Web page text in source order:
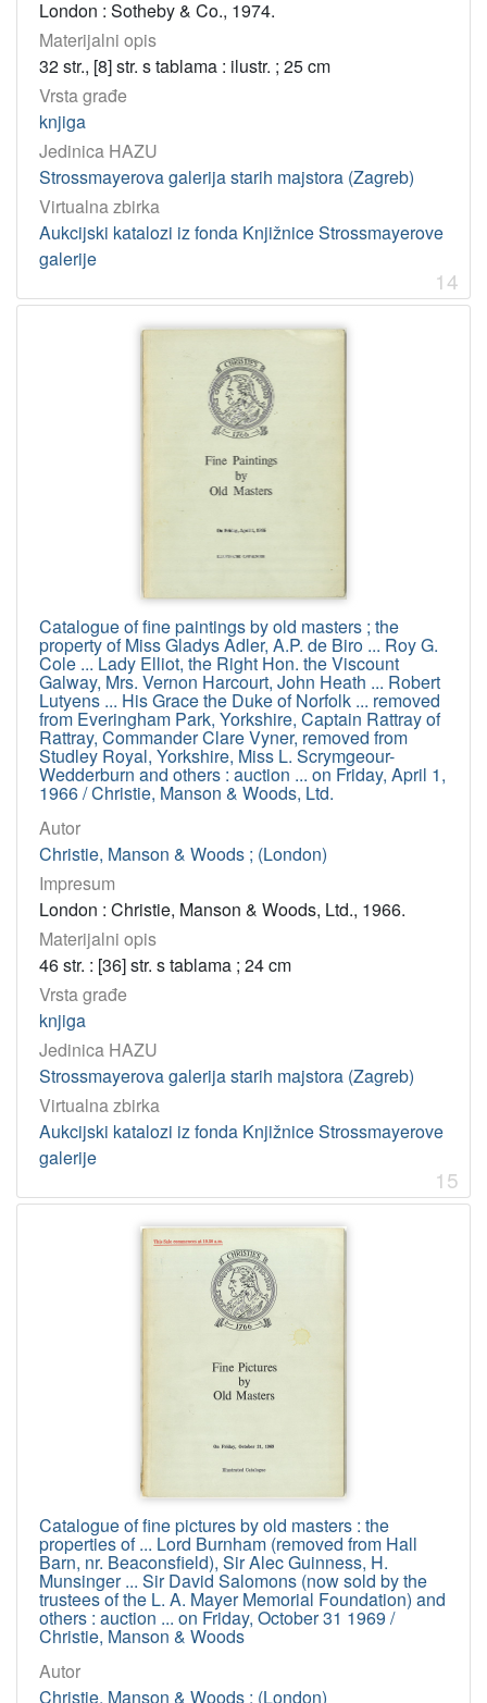
London : Sotheby & Co., 1974.
Materijalni opis
32 str., [8] str. s tablama : ilustr. ; 25 cm
Vrsta građe
knjiga
Jedinica HAZU
Strossmayerova galerija starih majstora (Zagreb)
Virtualna zbirka
Aukcijski katalozi iz fonda Knjižnice Strossmayerove
galerije
14
Catalogue of fine paintings by old masters ; the
property of Miss Gladys Adler, A.P. de Biro ... Roy G.
Cole ... Lady Elliot, the Right Hon. the Viscount
Galway, Mrs. Vernon Harcourt, John Heath ... Robert
Lutyens ... His Grace the Duke of Norfolk ... removed
from Everingham Park, Yorkshire, Captain Rattray of
Rattray, Commander Clare Vyner, removed from
Studley Royal, Yorkshire, Miss L. Scrymgeour-
Wedderburn and others : auction ... on Friday, April 1,
1966 / Christie, Manson & Woods, Ltd.
Autor
Christie, Manson & Woods ; (London)
Impresum
London : Christie, Manson & Woods, Ltd., 1966.
Materijalni opis
46 str. : [36] str. s tablama ; 24 cm
Vrsta građe
knjiga
Jedinica HAZU
Strossmayerova galerija starih majstora (Zagreb)
Virtualna zbirka
Aukcijski katalozi iz fonda Knjižnice Strossmayerove
galerije
15
Catalogue of fine pictures by old masters : the
properties of ... Lord Burnham (removed from Hall
Barn, nr. Beaconsfield), Sir Alec Guinness, H.
Munsinger ... Sir David Salomons (now sold by the
trustees of the L. A. Mayer Memorial Foundation) and
others : auction ... on Friday, October 31 1969 /
Christie, Manson & Woods
Autor
Christie, Manson & Woods ; (London)